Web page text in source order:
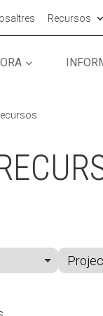
Recursos